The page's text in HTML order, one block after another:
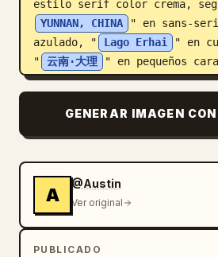
estilo serif color crema,
YUNNAN, CHINA
" en sans-
azulado, "
Lago Erhai
" en
"
云南·大理
" en pequeños
color verde azulado.
GENERAR IMAGEN
A
@Austin
Ver original
PUBLICADO